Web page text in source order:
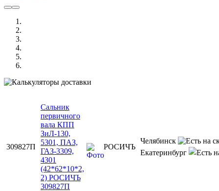
309827П
Сальник
первичного
вала КПП
ЗиЛ-130,
5301, ПАЗ,
ГАЗ-3309,
4301
(42*62*10*2,
2) РОСИЧЪ
309827П
РОСИЧЪ
Челябинск
Екатеринбург